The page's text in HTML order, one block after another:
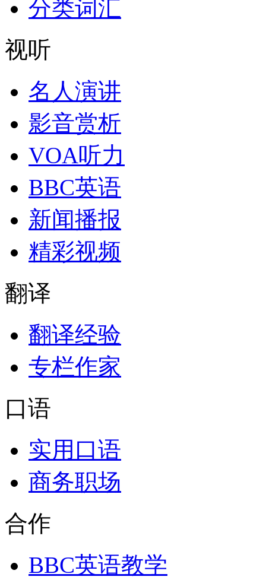
分类词汇
视听
名人演讲
影音赏析
VOA听力
BBC英语
新闻播报
精彩视频
翻译
翻译经验
专栏作家
口语
实用口语
商务职场
合作
BBC英语教学